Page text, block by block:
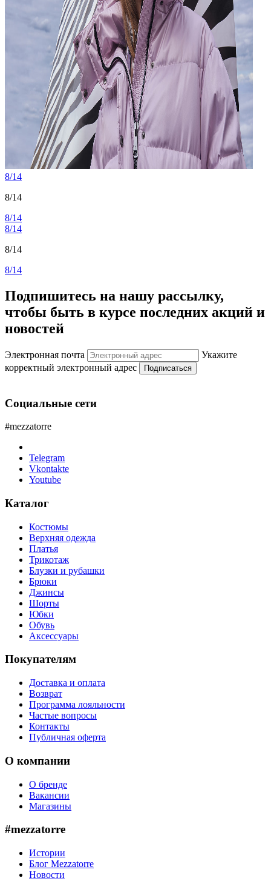
8/14
8/14
8/14
8/14
8/14
8/14
Подпишитесь на нашу рассылку,
чтобы быть в курсе последних акций и
новостей
Электронная почта
Укажите
корректный электронный адрес
Подписаться
Социальные сети
#mezzatorre
Telegram
Vkontakte
Youtube
Каталог
Костюмы
Верхняя одежда
Платья
Трикотаж
Блузки и рубашки
Брюки
Джинсы
Шорты
Юбки
Обувь
Аксессуары
Покупателям
Доставка и оплата
Возврат
Программа лояльности
Частые вопросы
Контакты
Публичная оферта
О компании
О бренде
Вакансии
Магазины
#mezzatorre
Истории
Блог Mezzatorre
Новости